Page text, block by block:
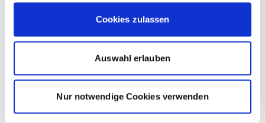
Cookies zulassen
Auswahl erlauben
Nur notwendige Cookies verwenden